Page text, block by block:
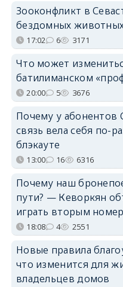
Зооконфликт в
бездомных
17:02 6 3171
Что может
батилиманском
20:00 5 3676
Почему у абонентов
связь вела себя по-
блэкауте
13:00 16 6316
Почему наш
пути? — Кеворкян
играть вторым
18:08 4 2551
Новые правила
что изменится для
владельцев домов